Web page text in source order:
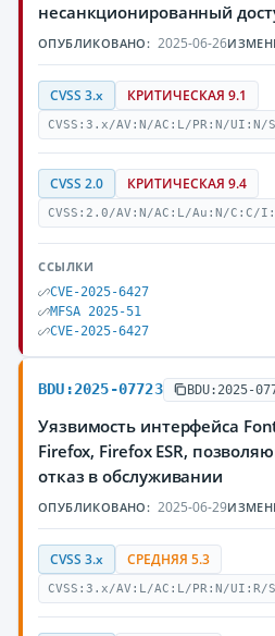
несанкционированный
ОПУБЛИКОВАНО: 2025-06-26
CVSS 3.x КРИТИЧЕСКАЯ 9.1
CVSS:3.x/AV:N/AC:L/PR:N/
CVSS 2.0 КРИТИЧЕСКАЯ 9.4
CVSS:2.0/AV:N/AC:L/Au:N/C:C/
ССЫЛКИ
CVE-2025-6427
MFSA 2025-51
CVE-2025-6427
BDU:2025-07723 BDU:2025-
Уязвимость интерфейса
Firefox, Firefox ESR,
отказ в обслуживании
ОПУБЛИКОВАНО: 2025-06-29
CVSS 3.x СРЕДНЯЯ 5.3
CVSS:3.x/AV:L/AC:L/PR:N/